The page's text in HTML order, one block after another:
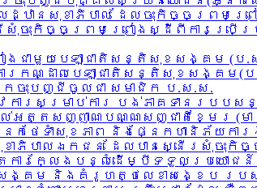
នសុខាភិបាល ដែលចុះកិច្ចព្រមព្រ
ះកិច្ចព្រមព្រៀងស្ដីពីការប្រើប្រ
ជាមួយបេឡាជាតិសន្តិសុខសង្គម (ប.
កណ្ដាលបេឡាជាតិសន្តិសុខសង្គម(ប
ះបញ្ជីចូលជា សមាជិក ប.ស.ស.
ារសម្រាប់ការ បង់ភាគទានរបប
ត្តសញ្ញាណបណ្ណសញ្ជាតិខ្មែរ (
ថែទាំសុខភាព និងផ្នែកហានិភ័យការ
បាលឯកជន ដែលបានស្នើរសុំចុះកិ
ារក្លែងបន្លំដើម្បីទទួលប្រយោជ
គម និងគំរូហត្ថលេខាសង្ខេប រប